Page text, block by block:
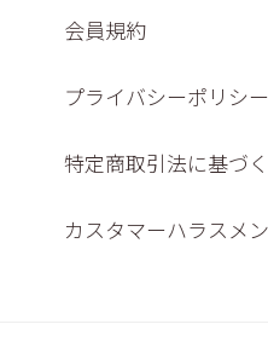
会員規約
プライバシーポリシー
特定商取引法に基づ
カスタマーハラスメ